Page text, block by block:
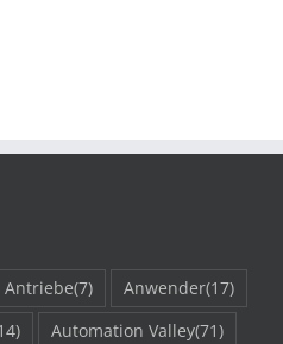
Antriebe(7) Anwender(17)
Automation Valley(71)